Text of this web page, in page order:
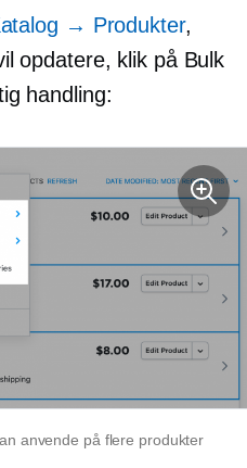
→ Produkter,
opdatere, klik på Bulk
handling:
anvende på flere produkter